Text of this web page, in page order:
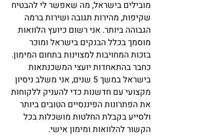
מובילים בישראל, מה שאפשר לי להבטיח
שקיפות, מהירות תגובה ושירות ברמה
הגבוהה ביותר. אני רשום כיועץ הלוואות
מוסמך בכלל הבנקים בישראל ומוכר
בזכות המחויבות למצוינות בתחום המימון.
כחבר בהתאחדות יועצי המשכנתאות
בישראל במשך 5 שנים, אני משלב ניסיון
מקצועי עם חדשנות כדי להעניק ללקוחות
את הפתרונות הפיננסיים הטובים ביותר
ולסייע בקבלת החלטות מושכלות בכל
הקשור להלוואות ומימון אישי.